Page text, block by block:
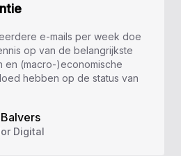
e-mails per week doe
op van de belangrijkste
en (macro-)economische
hebben op de status van
Digital